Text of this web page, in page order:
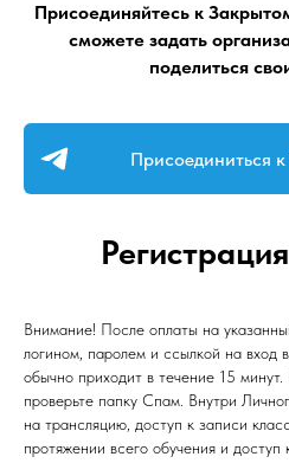
Присоединяйтесь к
сможете задать
поделиться
Присоединиться
Внимание! После оплаты на
логином, паролем и ссылкой на вход
обычно приходит в течение 15
проверьте папку Спам. Внутри
на трансляцию, доступ к записи
протяжении всего обучения и доступ